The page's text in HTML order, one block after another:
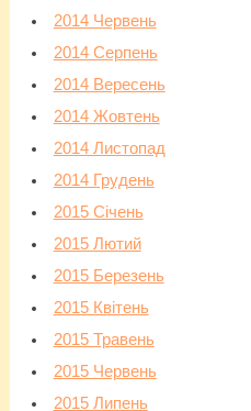
2014 Червень
2014 Серпень
2014 Вересень
2014 Жовтень
2014 Листопад
2014 Грудень
2015 Січень
2015 Лютий
2015 Березень
2015 Квітень
2015 Травень
2015 Червень
2015 Липень